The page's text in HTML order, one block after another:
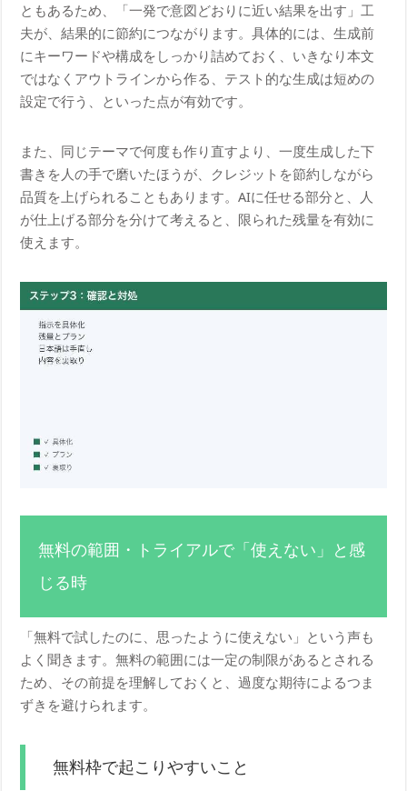
ともあるため、「一発で意図どおりに近い結果を出す」工
夫が、結果的に節約につながります。具体的には、生成前
にキーワードや構成をしっかり詰めておく、いきなり本文
ではなくアウトラインから作る、テスト的な生成は短めの
設定で行う、といった点が有効です。
また、同じテーマで何度も作り直すより、一度生成した下
書きを人の手で磨いたほうが、クレジットを節約しながら
品質を上げられることもあります。AIに任せる部分と、人
が仕上げる部分を分けて考えると、限られた残量を有効に
使えます。
無料の範囲・トライアルで「使えない」と感
じる時
「無料で試したのに、思ったように使えない」という声も
よく聞きます。無料の範囲には一定の制限があるとされる
ため、その前提を理解しておくと、過度な期待によるつま
ずきを避けられます。
無料枠で起こりやすいこと